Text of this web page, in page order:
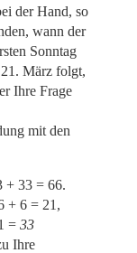
der Hand, so
wann der
Sonntag
März folgt,
Ihre Frage
mit den
+ 33 = 66.
+ 6 = 21,
= 33
Ihre